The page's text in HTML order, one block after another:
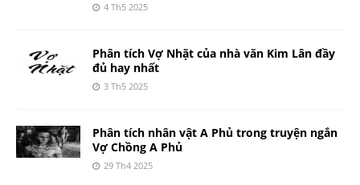
4 Th5 2025
Phân tích Vợ Nhặt của nhà văn Kim Lân đầy
đủ hay nhất
3 Th5 2025
Phân tích nhân vật A Phủ trong truyện ngắn
Vợ Chồng A Phủ
29 Th4 2025